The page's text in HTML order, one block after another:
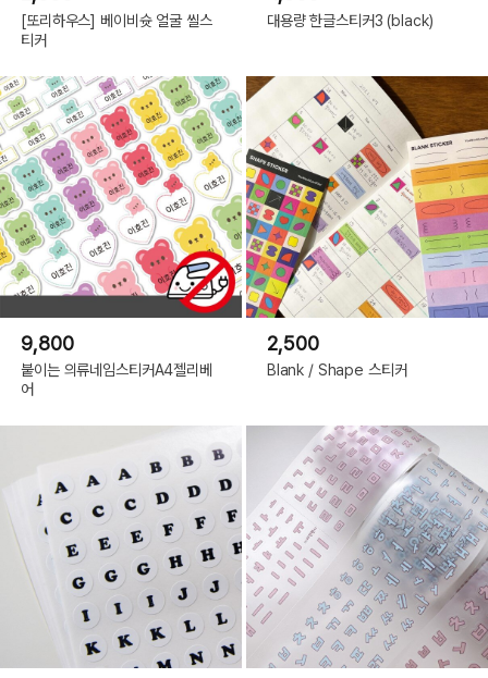
[또리하우스] 베이비슛 얼굴 씰스
티커
대용량 한글스티커3 (black)
9,800
붙이는 의류네임스티커A4젤리베
어
2,500
Blank / Shape 스티커